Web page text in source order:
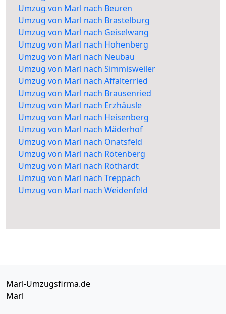
Umzug von Marl nach Beuren
Umzug von Marl nach Brastelburg
Umzug von Marl nach Geiselwang
Umzug von Marl nach Hohenberg
Umzug von Marl nach Neubau
Umzug von Marl nach Simmisweiler
Umzug von Marl nach Affalterried
Umzug von Marl nach Brausenried
Umzug von Marl nach Erzhäusle
Umzug von Marl nach Heisenberg
Umzug von Marl nach Mäderhof
Umzug von Marl nach Onatsfeld
Umzug von Marl nach Rötenberg
Umzug von Marl nach Röthardt
Umzug von Marl nach Treppach
Umzug von Marl nach Weidenfeld
Marl-Umzugsfirma.de
Marl